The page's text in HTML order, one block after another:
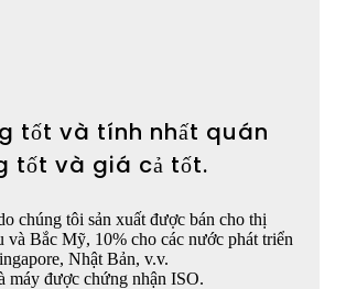
tốt và tính nhất quán
tốt và giá cả tốt.
chúng tôi sản xuất được bán cho thị
và Bắc Mỹ, 10% cho các nước phát triển
Nhật Bản, v.v.
máy được chứng nhận ISO.